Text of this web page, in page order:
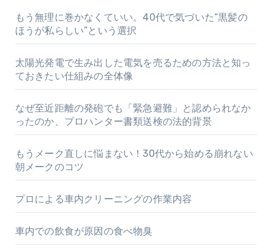
もう無理に巻かなくていい。40代で気づいた“黒髪の
ほうが私らしい”という選択
太陽光発電で生み出した電気を売るための方法と知っ
ておきたい仕組みの全体像
なぜ至近距離の発砲でも「緊急避難」と認められなか
ったのか、プロハンター書類送検の法的背景
もうメーク直しに悩まない！30代から始める崩れない
朝メークのコツ
プロによる車内クリーニングの作業内容
車内での飲食が原因の食べ物臭